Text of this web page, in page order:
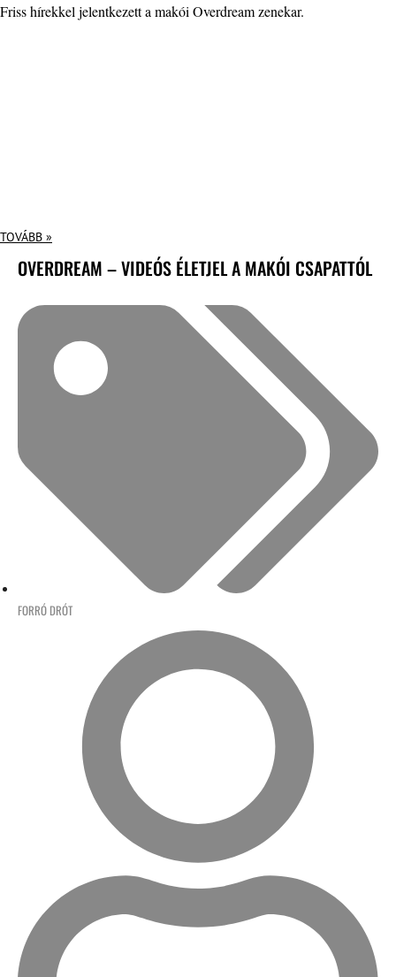
Friss hírekkel jelentkezett a makói Overdream zenekar.
TOVÁBB »
OVERDREAM – VIDEÓS ÉLETJEL A MAKÓI CSAPATTÓL
FORRÓ DRÓT